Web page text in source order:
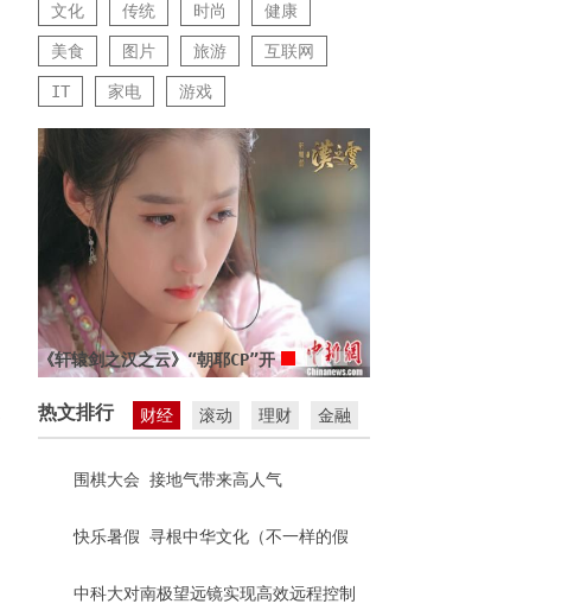
文化 传统 时尚 健康
美食 图片 旅游 互联网
IT 家电 游戏
《轩辕剑之汉之云》“朝耶CP”开
热文排行 财经 滚动 理财 金融
围棋大会 接地气带来高人气
快乐暑假 寻根中华文化（不一样的假
期）
中科大对南极望远镜实现高效远程控制